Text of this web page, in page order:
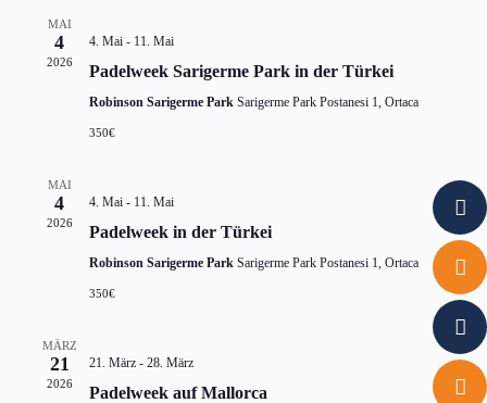
MAI
4
2026
4. Mai- 11. Mai
Padelweek Sarigerme Park in der Türkei
Robinson Sarigerme Park Sarigerme Park Postanesi 1, Ortaca
350€
MAI
4
2026
4. Mai- 11. Mai
Padelweek in der Türkei
Robinson Sarigerme Park Sarigerme Park Postanesi 1, Ortaca
350€
MÄRZ
21
2026
21. März- 28. März
Padelweek auf Mallorca